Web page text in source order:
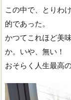
この中で、とりわ
的であった。
かつてこれほど美
か。いや、無い！
おそらく人生最高